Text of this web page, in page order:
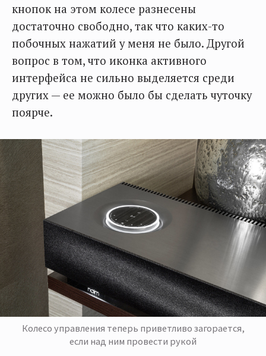
кнопок на этом колесе разнесены
достаточно свободно, так что каких-то
побочных нажатий у меня не было. Другой
вопрос в том, что иконка активного
интерфейса не сильно выделяется среди
других — ее можно было бы сделать чуточку
поярче.
Колесо управления теперь приветливо загорается,
если над ним провести рукой